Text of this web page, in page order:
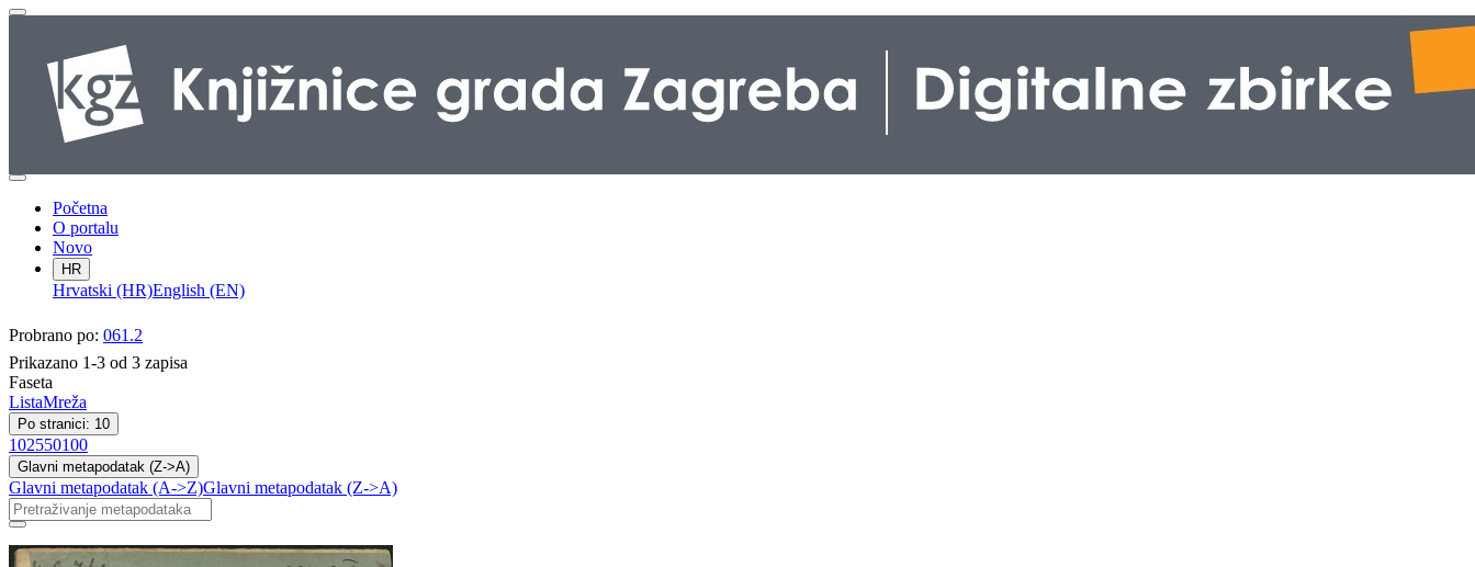
Početna
O portalu
Novo
HR
Hrvatski (HR)English (EN)
Probrano po: 061.2
Prikazano 1-3 od 3 zapisa
Faseta
ListaMreža
Po stranici: 10
102550100
Glavni metapodatak (Z->A)
Glavni metapodatak (A->Z)Glavni metapodatak (Z->A)